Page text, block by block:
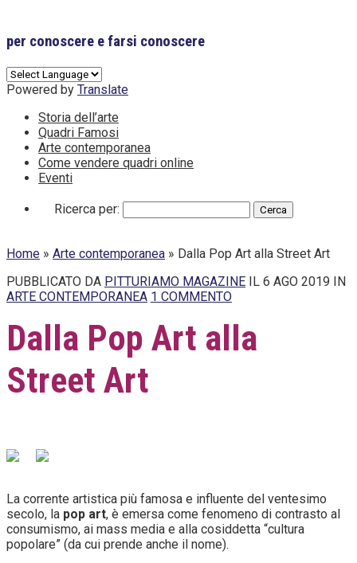
per conoscere e farsi conoscere
Powered by Translate
Storia dell’arte
Quadri Famosi
Arte contemporanea
Come vendere quadri online
Eventi
Ricerca per:
Home » Arte contemporanea » Dalla Pop Art alla Street Art
PUBBLICATO DA PITTURIAMO MAGAZINE IL 6 AGO 2019 IN
ARTE CONTEMPORANEA 1 COMMENTO
Dalla Pop Art alla
Street Art
La corrente artistica più famosa e influente del ventesimo
secolo, la pop art, è emersa come fenomeno di contrasto al
consumismo, ai mass media e alla cosiddetta “cultura
popolare” (da cui prende anche il nome).